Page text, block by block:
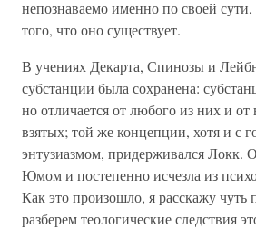
непознаваемо именно по своей
того, что оно существует.
В учениях Декарта, Спинозы и
субстанции была сохранена:
но отличается от любого из них и от
взятых; той же концепции, хотя и с
энтузиазмом, придерживался Локк.
Юмом и постепенно исчезла из
Как это произошло, я расскажу чуть
разберем теологические следствия